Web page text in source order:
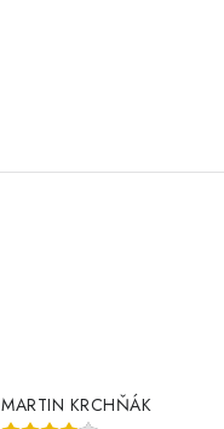
MARTIN KRCHŇÁK